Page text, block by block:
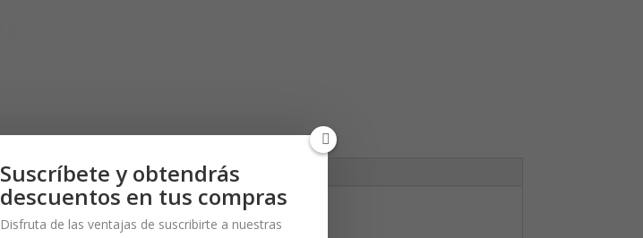
Suscríbete y obtendrás
descuentos en tus compras
Disfruta de las ventajas de suscribirte a nuestras